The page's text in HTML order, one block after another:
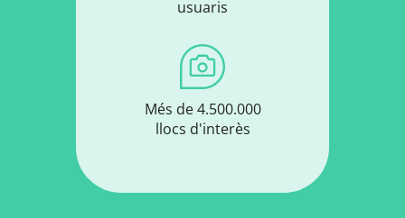
usuaris
Més de 4.500.000
llocs d'interès